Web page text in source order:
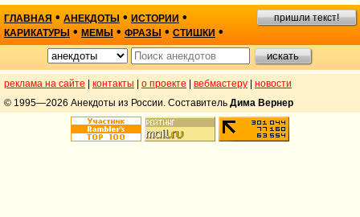
ГЛАВНАЯ • АНЕКДОТЫ • ИСТОРИИ •
КАРИКАТУРЫ • МЕМЫ • ФРАЗЫ • СТИШКИ •
пришли текст!
реклама на сайте контакты о проекте вебмастеру
новости
© 1995—2026 Анекдоты из России. Составитель Дима Вернер